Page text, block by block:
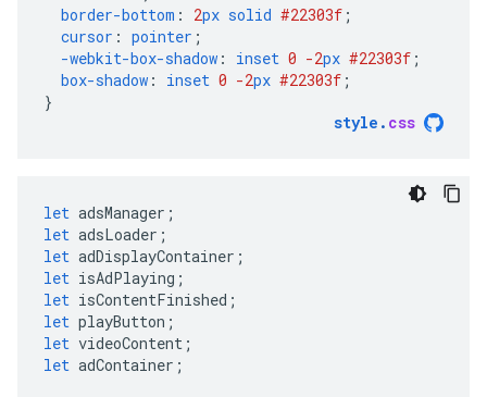
border-bottom : 2px solid #22303f ;
cursor : pointer ;
-webkit-box-shadow : inset 0 -2px #22303f ;
box-shadow : inset 0 -2px #22303f ;
}
style . css
let adsManager ;
let adsLoader ;
let adDisplayContainer ;
let isAdPlaying ;
let isContentFinished ;
let playButton ;
let videoContent ;
let adContainer ;